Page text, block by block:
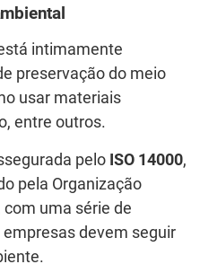
intimamente
preservação do meio
usar materiais
entre outros.
pelo ISO 14000,
pela Organização
com uma série de
devem seguir